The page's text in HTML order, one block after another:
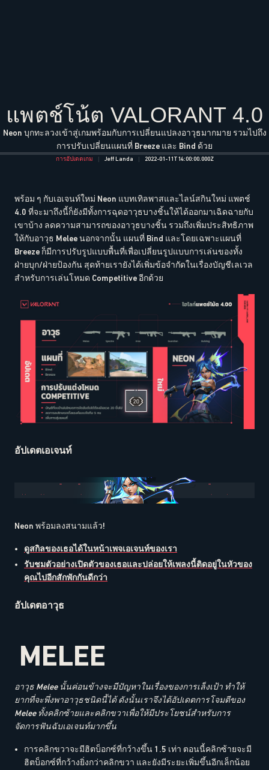
แพตช์โน้ต VALORANT 4.0
Neon บุกทะลวงเข้าสู่เกมพร้อมกับการเปลี่ยนแปลงอาวุธมากมาย รวมไปถึง
การปรับเปลี่ยนแผนที่ Breeze และ Bind ด้วย
การอัปเดตเกม Jeff Landa 2022-01-11T14:00:00.000Z
พร้อม ๆ กับเอเจนท์ใหม่ Neon แบทเทิลพาสและไลน์สกินใหม่ แพตช์
4.0 ที่จะมาถึงนี้ก็ยังมีทั้งการฉุดอาวุธบางชิ้นให้ได้ออกมาเฉิดฉายกับ
เขาบ้าง ลดความสามารถของอาวุธบางชิ้น รวมถึงเพิ่มประสิทธิภาพ
ให้กับอาวุธ Melee นอกจากนั้น แผนที่ Bind และโดยเฉพาะแผนที่
Breeze ก็มีการปรับรูปแบบพื้นที่เพื่อเปลี่ยนรูปแบบการเล่นของทั้ง
ฝ่ายบุก/ฝ่ายป้องกัน สุดท้ายเรายังได้เพิ่มข้อจำกัดในเรื่องบัญชีเลเวล
สำหรับการเล่นโหมด Competitive อีกด้วย
อัปเดตเอเจนท์
Neon พร้อมลงสนามแล้ว!
ดูสกิลของเธอได้ในหน้าเพจเอเจนท์ของเรา
รับชมตัวอย่างเปิดตัวของเธอและปล่อยให้เพลงนี้ติดอยู่ในหัวของ
คุณไปอีกสักพักกันดีกว่า
อัปเดตอาวุธ
MELEE
อาวุธ Melee นั้นค่อนข้างจะมีปัญหาในเรื่องของการเล็งเป้า ทำให้
ยากที่จะพึ่งพาอาวุธชนิดนี้ได้ ดังนั้นเราจึงได้อัปเดตการโจมตีของ
Melee ทั้งคลิกซ้ายและคลิกขวาเพื่อให้มีประโยชน์สำหรับการ
จัดการฟันฉับเอเจนท์มากขึ้น
การคลิกขวาจะมีฮิตบ็อกซ์ที่กว้างขึ้น 1.5 เท่า ตอนนี้คลิกซ้ายจะมี
ฮิตบ็อกซ์ที่กว้างยิ่งกว่าคลิกขวา และยังมีระยะเพิ่มขึ้นอีกเล็กน้อย